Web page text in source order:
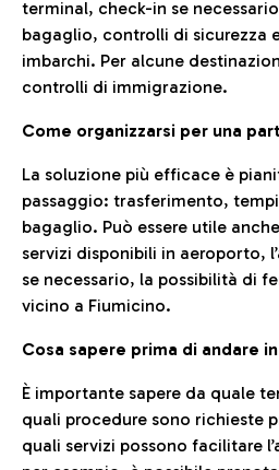
terminal, check-in se
bagaglio, controlli di sicurezza
imbarchi. Per alcune
controlli di immigrazione.
Come organizzarsi per una
La soluzione più efficace è
passaggio: trasferimento,
bagaglio. Può essere utile
servizi disponibili in aeroporto,
se necessario, la possibilità di
vicino a Fiumicino.
Cosa sapere prima di andare
È importante sapere da quale
quali procedure sono richieste
quali servizi possono facilitare